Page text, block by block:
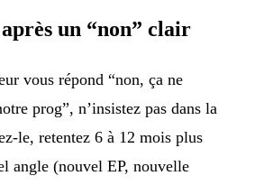
un “non” clair
vous répond “non, ça ne
prog”, n’insistez pas dans la
le, retentez 6 à 12 mois plus
angle (nouvel EP, nouvelle